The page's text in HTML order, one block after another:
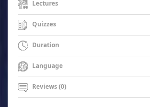
Lectures
Quizzes
Duration
Language
Reviews (0)